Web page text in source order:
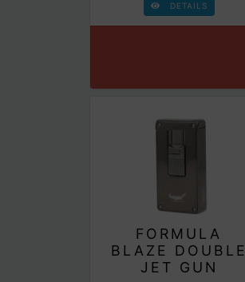
DETAILS
FORMULA
BLAZE DOUBLE
JET GUN